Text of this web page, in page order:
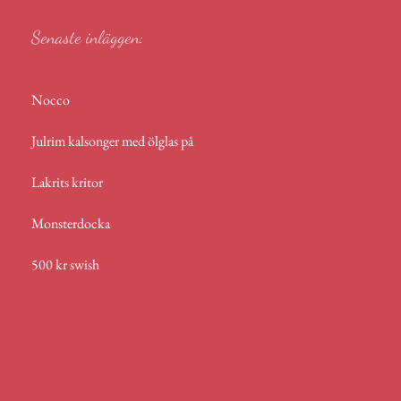
Senaste inläggen:
Nocco
Julrim kalsonger med ölglas på
Lakrits kritor
Monsterdocka
500 kr swish